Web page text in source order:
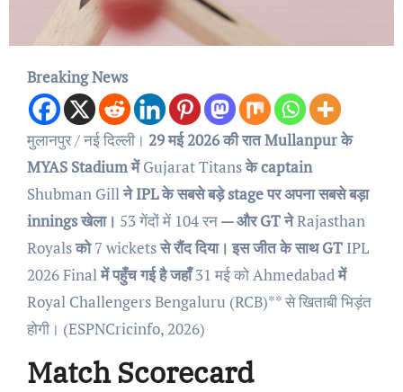
Breaking News
मुलानपुर / नई दिल्ली। 29 मई 2026 की रात Mullanpur के
MYAS Stadium मेंGujarat Titansके captain
Shubman Gillने IPL के सबसे बड़े stage पर अपना सबसे बड़ा
innings खेला। 53 गेंदों में 104 रन— और GT नेRajasthan
Royalsको7 wicketsसे रौंद दिया। इस जीत के साथ GT IPL
2026 Finalमें पहुँच गई है जहाँ31 मई को Ahmedabadमें
Royal Challengers Bengaluru (RCB)** से खिताबी भिड़ंत
होगी। (ESPNCricinfo, 2026)
Match Scorecard